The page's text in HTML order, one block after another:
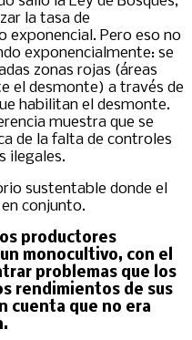
la tasa de
exponencial. Pero eso no
exponencialmente: se
zonas rojas (áreas
el desmonte) a través de
habilitan el desmonte.
muestra que se
de la falta de controles
ilegales.
sustentable donde el
conjunto.
productores
monocultivo, con el
problemas que los
rendimientos de sus
cuenta que no era